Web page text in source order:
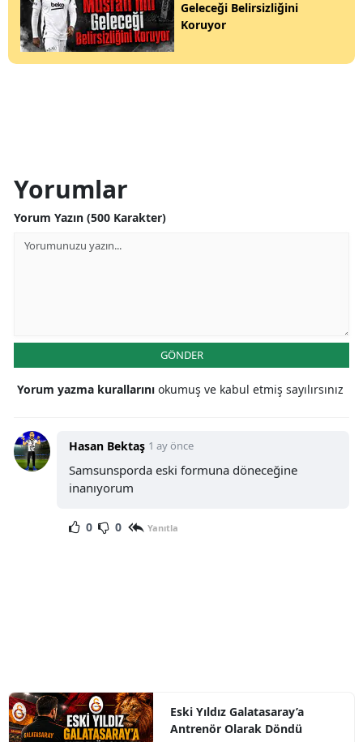
Geleceği Belirsizliğini
Koruyor
Yorumlar
Yorum Yazın (500 Karakter)
GÖNDER
Yorum yazma kurallarını okumuş ve kabul etmiş sayılırsınız
Hasan Bektaş 1 ay önce
Samsunsporda eski formuna döneceğine
inanıyorum
0 0 Yanıtla
Eski Yıldız Galatasaray’a
Antrenör Olarak Döndü